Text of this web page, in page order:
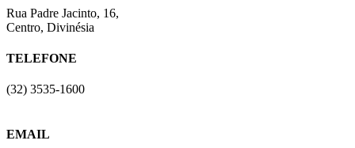
Rua Padre Jacinto, 16,
Centro, Divinésia
TELEFONE
(32) 3535-1600
EMAIL